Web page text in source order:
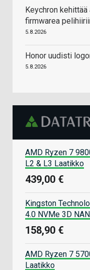
Keychron
firmwarea
5.8.2026
Honor uudisti
5.8.2026
AMD Ryzen 7
L2 & L3 Laatikko
439,00 €
Kingston
4.0 NVMe 3D
158,90 €
AMD Ryzen 7
Laatikko